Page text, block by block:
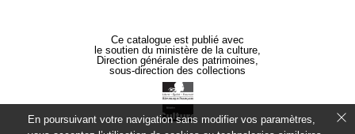
Ce catalogue est publié avec
le soutien du ministère de la culture,
Direction générale des patrimoines,
sous-direction des collections
En poursuivant votre navigation sans modifier vos paramètres,